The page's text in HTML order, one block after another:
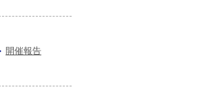
開催報告